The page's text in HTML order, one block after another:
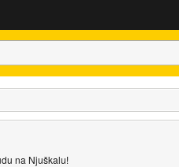
na Njuškalu!